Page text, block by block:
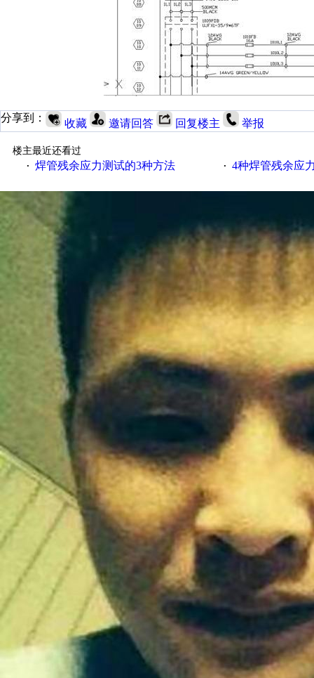
分享到： 收藏 邀请回答 回复楼主 举报
楼主最近还看过
· 焊管残余应力测试的3种方法 · 4种焊管残余应